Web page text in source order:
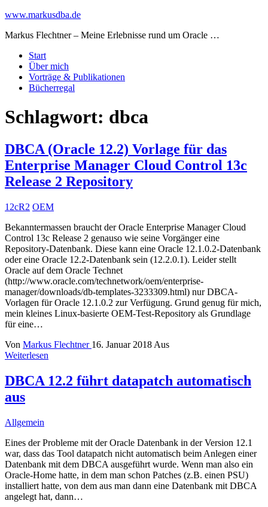
www.markusdba.de
Markus Flechtner – Meine Erlebnisse rund um Oracle …
Start
Über mich
Vorträge & Publikationen
Bücherregal
Schlagwort: dbca
DBCA (Oracle 12.2) Vorlage für das
Enterprise Manager Cloud Control 13c
Release 2 Repository
12cR2 OEM
Bekanntermassen braucht der Oracle Enterprise Manager Cloud
Control 13c Release 2 genauso wie seine Vorgänger eine
Repository-Datenbank. Diese kann eine Oracle 12.1.0.2-Datenbank
oder eine Oracle 12.2-Datenbank sein (12.2.0.1). Leider stellt
Oracle auf dem Oracle Technet
(http://www.oracle.com/technetwork/oem/enterprise-
manager/downloads/db-templates-3233309.html) nur DBCA-
Vorlagen für Oracle 12.1.0.2 zur Verfügung. Grund genug für mich,
mein kleines Linux-basierte OEM-Test-Repository als Grundlage
für eine…
Von Markus Flechtner 16. Januar 2018 Aus
Weiterlesen
DBCA 12.2 führt datapatch automatisch
aus
Allgemein
Eines der Probleme mit der Oracle Datenbank in der Version 12.1
war, dass das Tool datapatch nicht automatisch beim Anlegen einer
Datenbank mit dem DBCA ausgeführt wurde. Wenn man also ein
Oracle-Home hatte, in dem man schon Patches (z.B. einen PSU)
installiert hatte, von dem aus man dann eine Datenbank mit DBCA
angelegt hat, dann…